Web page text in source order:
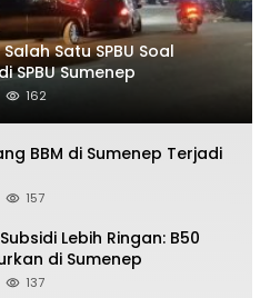
Satu SPBU Soal
SPBU Sumenep
162
BBM di Sumenep Terjadi
157
Lebih Ringan: B50
di Sumenep
137